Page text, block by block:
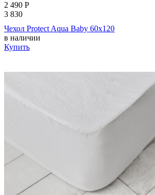
2 490 Р
3 830
Чехол Protect Aqua Baby 60х120
в наличии
Купить